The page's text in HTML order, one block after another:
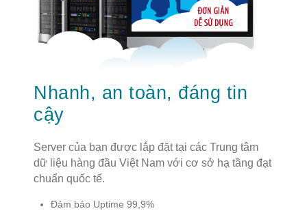
Nhanh, an toàn, đáng tin
cậy
Server của bạn được lắp đặt tại các Trung tâm
dữ liệu hàng đầu Việt Nam với cơ sở hạ tầng đạt
chuẩn quốc tế.
Đảm bảo Uptime 99,9%